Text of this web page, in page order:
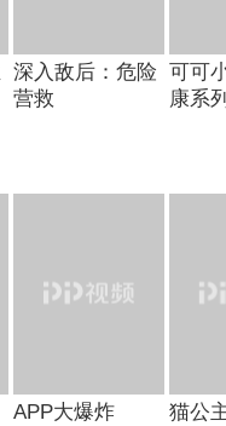
深入敌后：危险
营救
可可
康系
APP大爆炸 猫公